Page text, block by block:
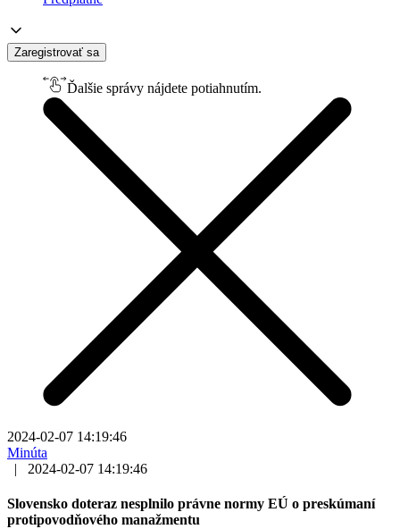
Zaregistrovať sa
Ďalšie správy nájdete potiahnutím.
2024-02-07 14:19:46
Minúta
|
2024-02-07 14:19:46
Slovensko doteraz nesplnilo právne normy EÚ o preskúmaní
protipovodňového manažmentu